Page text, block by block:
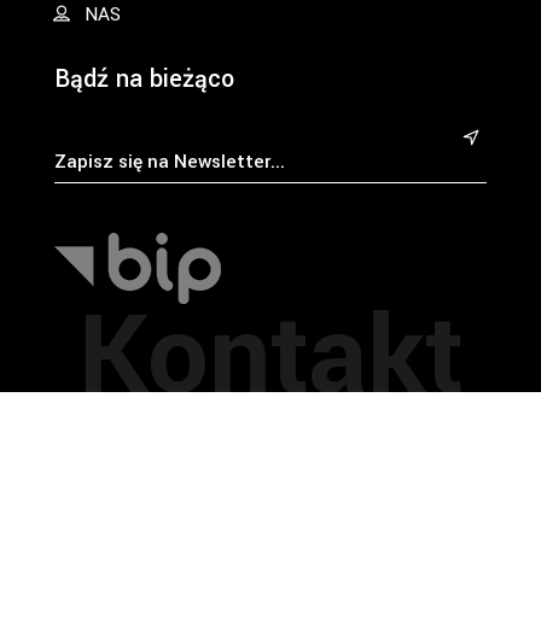
Kontakt
NAS
Bądź na bieżąco
&